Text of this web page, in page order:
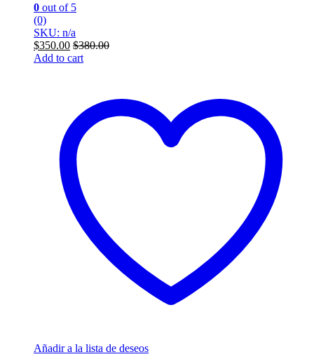
0 out of 5
(0)
SKU: n/a
$350.00 $380.00
Add to cart
Añadir a la lista de deseos